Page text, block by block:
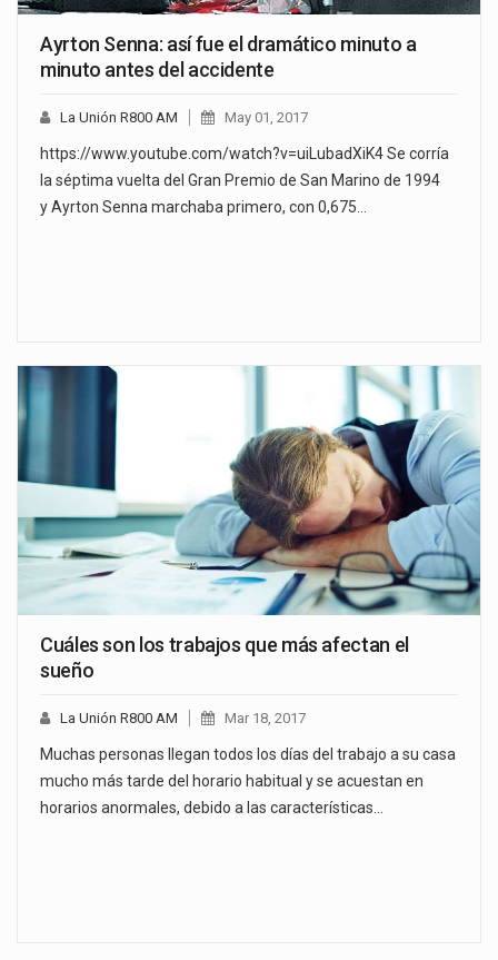
Ayrton Senna: así fue el dramático minuto a
minuto antes del accidente
La Unión R800 AM May 01, 2017
https://www.youtube.com/watch?v=uiLubadXiK4 Se corría
la séptima vuelta del Gran Premio de San Marino de 1994
y Ayrton Senna marchaba primero, con 0,675…
Cuáles son los trabajos que más afectan el
sueño
La Unión R800 AM Mar 18, 2017
Muchas personas llegan todos los días del trabajo a su casa
mucho más tarde del horario habitual y se acuestan en
horarios anormales, debido a las características…